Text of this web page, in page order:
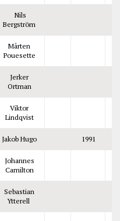
Nils
Bergström
Mårten
Pouesette
Jerker
Ortman
Viktor
Lindqvist
Jakob Hugo 1991
Johannes
Camilton
Sebastian
Ytterell